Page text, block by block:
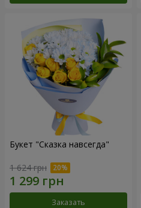
Букет "Сказка навсегда"
1 624 грн
Заказать